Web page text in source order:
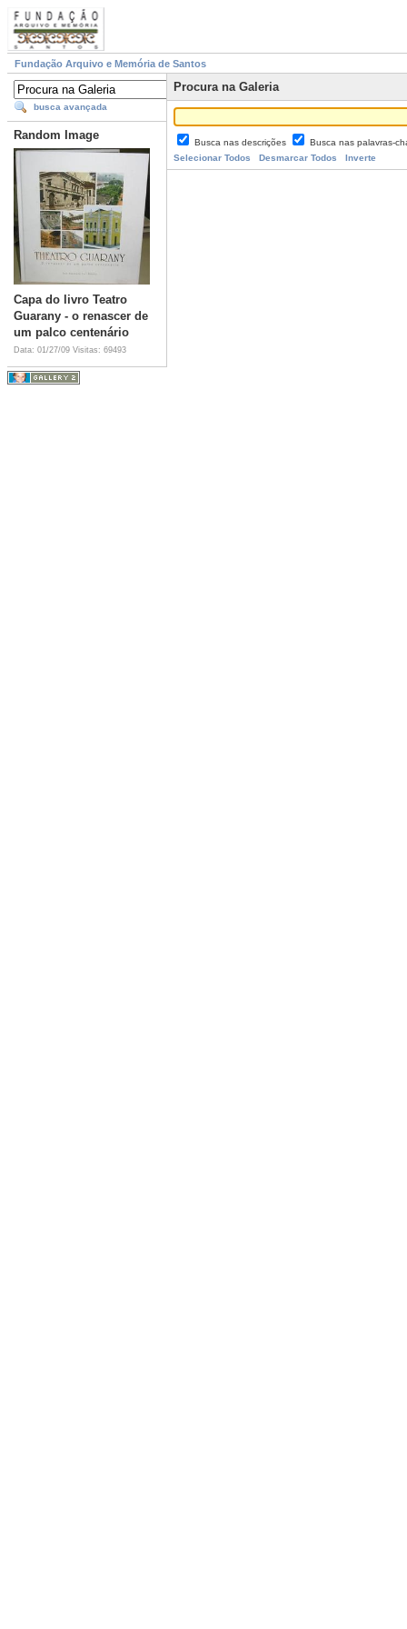
Fundação Arquivo e Memória de Santos
busca avançada
Random Image
Capa do livro Teatro
Guarany - o renascer de
um palco centenário
Data: 01/27/09 Visitas: 69493
Procura na Galeria
Busca nas descrições
Busca nas palavras-
Selecionar Todos
Desmarcar Todos Inverte